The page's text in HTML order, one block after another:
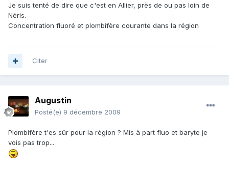
Je suis tenté de dire que c'est en Allier, près de ou pas loin de
Néris.
Concentration fluoré et plombifère courante dans la région
Citer
Augustin
Posté(e) 9 décembre 2009
Plombifère t'es sûr pour la région ? Mis à part fluo et baryte je
vois pas trop...